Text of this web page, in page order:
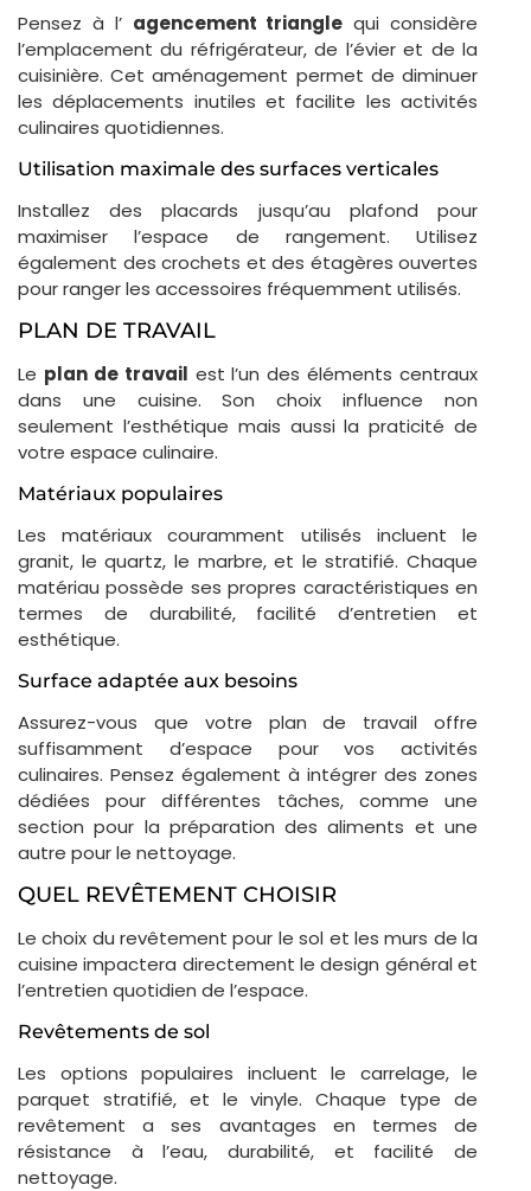
Pensez à l’ agencement triangle qui considère
l’emplacement du réfrigérateur, de l’évier et de la
cuisinière. Cet aménagement permet de diminuer
les déplacements inutiles et facilite les activités
culinaires quotidiennes.
Utilisation maximale des surfaces verticales
Installez des placards jusqu’au plafond pour
maximiser l’espace de rangement. Utilisez
également des crochets et des étagères ouvertes
pour ranger les accessoires fréquemment utilisés.
PLAN DE TRAVAIL
Le plan de travail est l’un des éléments centraux
dans une cuisine. Son choix influence non
seulement l’esthétique mais aussi la praticité de
votre espace culinaire.
Matériaux populaires
Les matériaux couramment utilisés incluent le
granit, le quartz, le marbre, et le stratifié. Chaque
matériau possède ses propres caractéristiques en
termes de durabilité, facilité d’entretien et
esthétique.
Surface adaptée aux besoins
Assurez-vous que votre plan de travail offre
suffisamment d’espace pour vos activités
culinaires. Pensez également à intégrer des zones
dédiées pour différentes tâches, comme une
section pour la préparation des aliments et une
autre pour le nettoyage.
QUEL REVÊTEMENT CHOISIR
Le choix du revêtement pour le sol et les murs de la
cuisine impactera directement le design général et
l’entretien quotidien de l’espace.
Revêtements de sol
Les options populaires incluent le carrelage, le
parquet stratifié, et le vinyle. Chaque type de
revêtement a ses avantages en termes de
résistance à l’eau, durabilité, et facilité de
nettoyage.